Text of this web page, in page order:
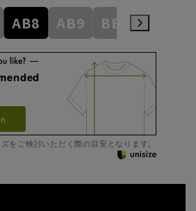
AB8 AB9 BE3 BE4
をご検討いただく際の目安となります。